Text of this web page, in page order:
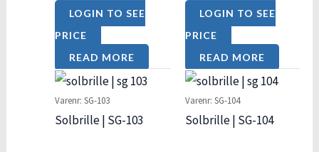
LOGIN TO SEE
PRICE
READ MORE
LOGIN TO SEE
PRICE
READ MORE
Varenr: SG-103
Solbrille | SG-103
Varenr: SG-104
Solbrille | SG-104